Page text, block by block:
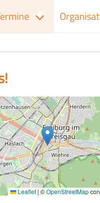
Leaflet | ©OpenStreetMap